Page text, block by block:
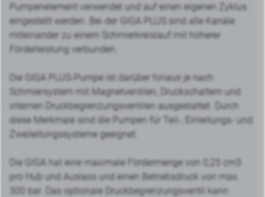
Pumpenelement verwendet und auf einen eigenen Zyklus
eingestellt werden. Bei der GIGA PLUS sind alle Kanäle
miteinander zu einem Schmierkreislauf mit höherer
Förderleistung verbunden.
Die GIGA PLUS-Pumpe ist darüber hinaus je nach
Schmiersystem mit Magnetventilen, Druckschaltern und
internen Druckbegrenzungsventilen ausgestattet. Durch
diese Merkmale sind die Pumpen für Teil-, Einleitungs- und
Zweileitungssysteme geeignet.
Die GIGA hat eine maximale Fördermenge von 0,25 cm3
pro Hub und Auslass und einen Betriebsdruck von max.
300 bar. Das optionale Druckbegrenzungsventil kann